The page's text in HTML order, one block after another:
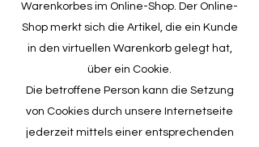
Warenkorbes im Online-Shop. Der Online-
Shop merkt sich die Artikel, die ein Kunde
in den virtuellen Warenkorb gelegt hat,
über ein Cookie.
Die betroffene Person kann die Setzung
von Cookies durch unsere Internetseite
jederzeit mittels einer entsprechenden